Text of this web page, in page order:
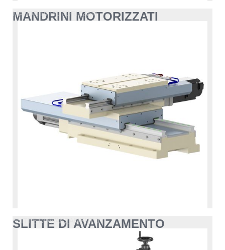
MANDRINI MOTORIZZATI
MANDRINI MOTORIZZATI
SLITTE DI AVANZAMENTO
SLITTE DI AVANZAMENTO